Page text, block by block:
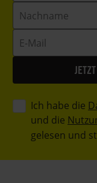
Mail
Ich habe die
und die
gelesen und